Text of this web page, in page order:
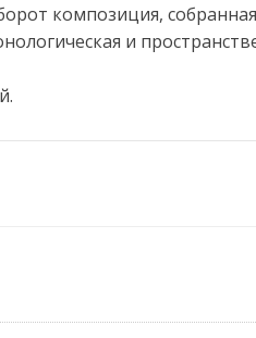
композиция,
и